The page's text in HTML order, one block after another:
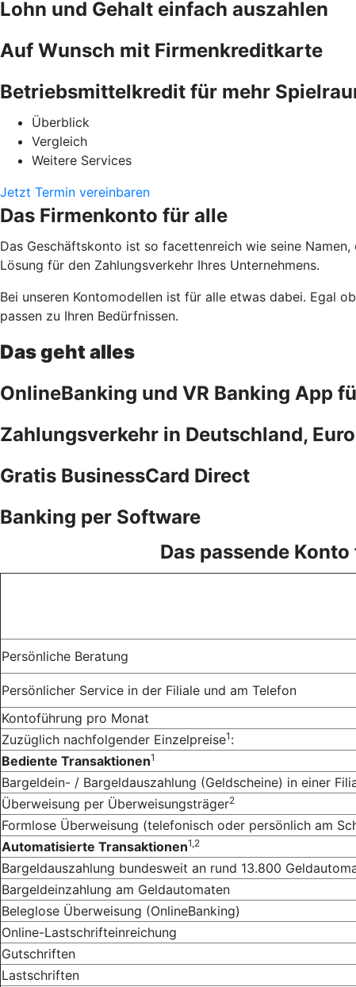
Lohn und Gehalt einfach auszahlen
Auf Wunsch mit Firmenkreditkarte
Betriebsmittelkredit für mehr
Überblick
Vergleich
Weitere Services
Jetzt Termin vereinbaren
Das Firmenkonto für alle
Das Geschäftskonto ist so facettenreich wie seine
Lösung für den Zahlungsverkehr Ihres Unternehmens.
Bei unseren Kontomodellen ist für alle etwas dabei. Egal
passen zu Ihren Bedürfnissen.
Das geht alles
OnlineBanking und VR Banking App
Zahlungsverkehr in Deutschland,
Gratis BusinessCard Direct
Banking per Software
Das passende
Persönliche Beratung
Persönlicher Service in der Filiale und am Telefon
Kontoführung pro Monat
Zuzüglich nachfolgender Einzelpreise1 :
Bediente Transaktionen1
Bargeldein- / Bargeldauszahlung (Geldscheine) in einer
Überweisung per Überweisungsträger2
Formlose Überweisung (telefonisch oder persönlich am
Automatisierte Transaktionen1,2
Bargeldauszahlung bundesweit an rund 13.800
Bargeldeinzahlung am Geldautomaten
Beleglose Überweisung (OnlineBanking)
Online-Lastschrifteinreichung
Gutschriften
Lastschriften